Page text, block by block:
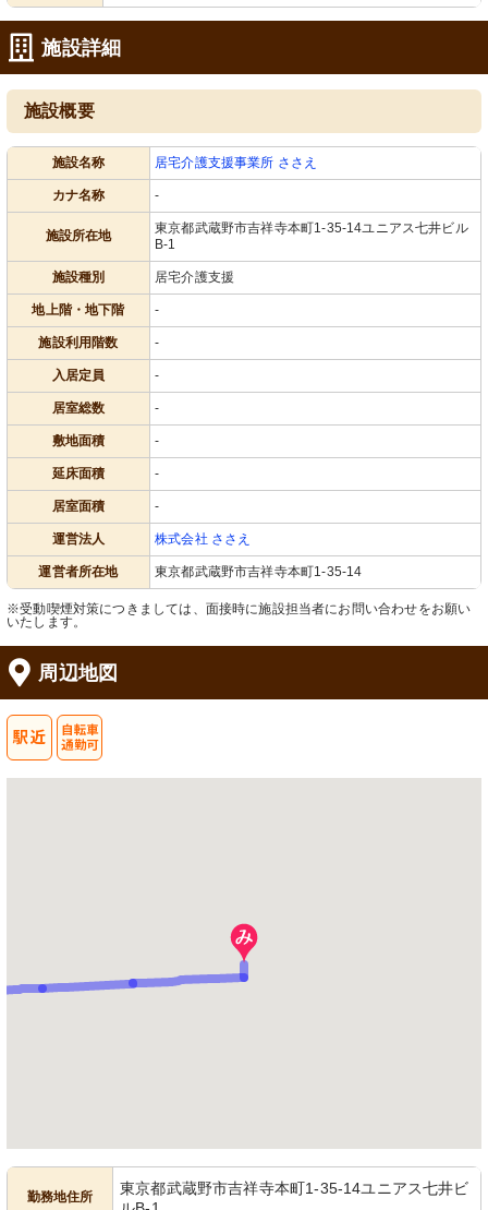
施設詳細
施設概要
施設名称 居宅介護支援事業所 ささえ
カナ名称 -
施設所在地
東京都武蔵野市吉祥寺本町1-35-14ユニアス七井ビル
B-1
施設種別 居宅介護支援
地上階・地下階 -
施設利用階数 -
入居定員 -
居室総数 -
敷地面積 -
延床面積 -
居室面積 -
運営法人 株式会社 ささえ
運営者所在地 東京都武蔵野市吉祥寺本町1-35-14
※受動喫煙対策につきましては、面接時に施設担当者にお問い合わせをお願い
いたします。
周辺地図
勤務地住所
東京都武蔵野市吉祥寺本町1-35-14ユニアス七井ビ